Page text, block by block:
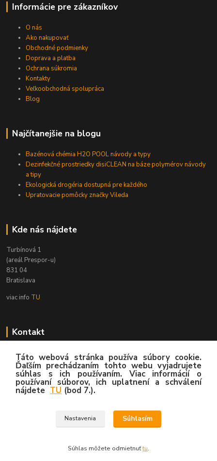
Informácie pre zákazníkov
O nás
Ako nakupovať
Obchodné podmienky
Doprava a platba
Ochrana súkromia
Kontakty
Veľkoobchodná spolupráca
Blog
Najčítanejšie na blogu
Bazénová chémia H2O POOL návody a typy
Dezinfekčné prostriedky disiCLEAN na báze polymérov návody
a tipy
Ekologická drogéria dostupná pre každého
Upratovacie pomôcky značky Vileda
Kde nás nájdete
Turbínová 1
(areál Prespor-u)
831 04
Bratislava
viac info TU
Kontakt
Zákaznícka podpora
02/4445 8762
(Po-Pia, 8:00-15:30 hod.)
info@hygy.sk
© 2020 by Hygy.sk
Táto webová stránka používa súbory cookie.
Ďaľším prechádzaním tohto webu vyjadrujete
súhlas s ich používaním. Viac informácií o
používaní súborov, ich uplatnení a schválení
nájdete TU (bod 7.).
Nastavenia Súhlasím
Súhlas môžete odmietnuťtu.